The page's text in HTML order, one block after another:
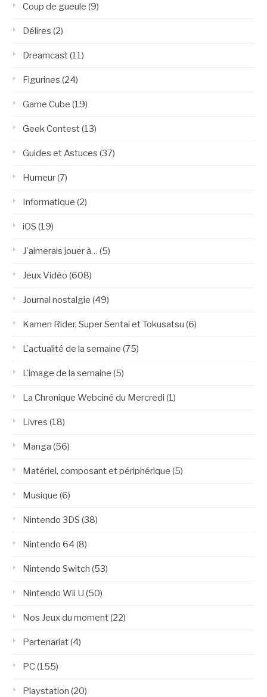
Coup de gueule (9)
Délires (2)
Dreamcast(11)
Figurines (24)
Game Cube (19)
Geek Contest(13)
Guides et Astuces (37)
Humeur(7)
Informatique (2)
iOS (19)
J'aimerais jouer à… (5)
Jeux Vidéo (608)
Journal nostalgie (49)
Kamen Rider, Super Sentai et Tokusatsu (6)
L'actualité de la semaine (75)
L'image de la semaine (5)
La Chronique Webciné du Mercredi (1)
Livres (18)
Manga (56)
Matériel, composant et périphérique (5)
Musique (6)
Nintendo 3DS (38)
Nintendo 64 (8)
Nintendo Switch (53)
Nintendo Wii U (50)
Nos Jeux du moment(22)
Partenariat(4)
PC(155)
Playstation (20)